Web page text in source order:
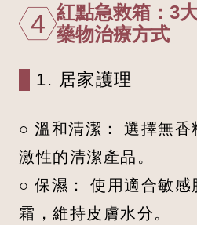
4 紅點急救箱：3
藥物治療方式
1. 居家護理
○ 溫和清潔： 選擇無香
激性的清潔產品。
○ 保濕： 使用適合敏
霜，維持皮膚水分。